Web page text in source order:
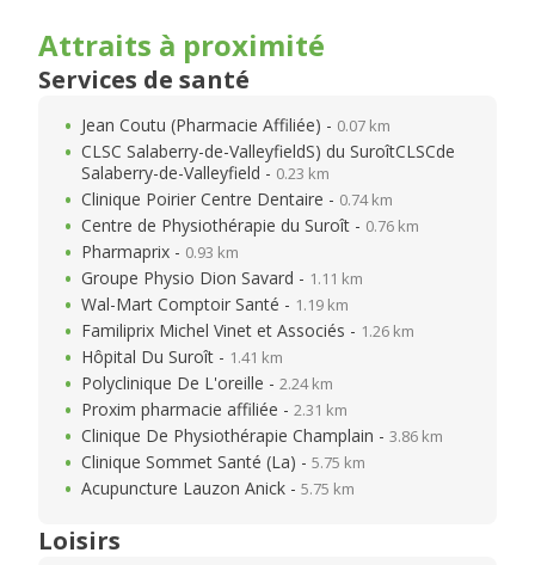
Attraits à proximité
Services de santé
Jean Coutu (Pharmacie Affiliée) - 0.07 km
CLSC Salaberry-de-ValleyfieldS) du SuroîtCLSCde
Salaberry-de-Valleyfield - 0.23 km
Clinique Poirier Centre Dentaire - 0.74 km
Centre de Physiothérapie du Suroît - 0.76 km
Pharmaprix - 0.93 km
Groupe Physio Dion Savard - 1.11 km
Wal-Mart Comptoir Santé - 1.19 km
Familiprix Michel Vinet et Associés - 1.26 km
Hôpital Du Suroît - 1.41 km
Polyclinique De L'oreille - 2.24 km
Proxim pharmacie affiliée - 2.31 km
Clinique De Physiothérapie Champlain - 3.86 km
Clinique Sommet Santé (La) - 5.75 km
Acupuncture Lauzon Anick - 5.75 km
Loisirs